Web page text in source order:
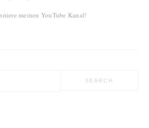
meinen YouTube Kanal!